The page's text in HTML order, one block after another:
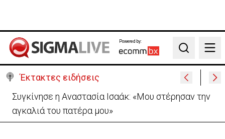
Powered by:
Search
Έκτακτες ειδήσεις
Μεγάλο πακέτο όπλων από Τουρκία προς Ουκρανία
-Κίνηση με μήνυμα προς Μόσχα;